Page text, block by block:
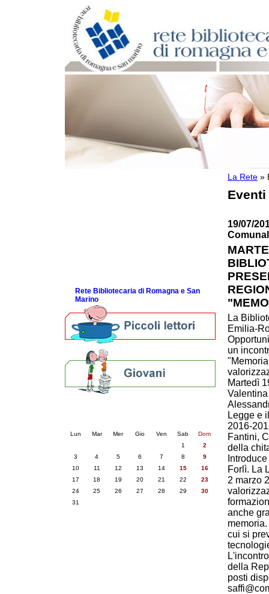
La Rete »
Eventi
19/07/
La
Emilia-
un
Martedì
Legge e
2016-
Fantini,
della
Forlì. La
2 marzo
anche
cui si
della
posti
Rete Bibliotecaria di Romagna e San
Marino
Lun Mar Mer Gio Ven Sab
Dom
1
2
3
4 5 6 7 8
9
10
11 12 13 14 15
16
17
18 19 20 21 22
23
24
25 26 27 28 29
30
31